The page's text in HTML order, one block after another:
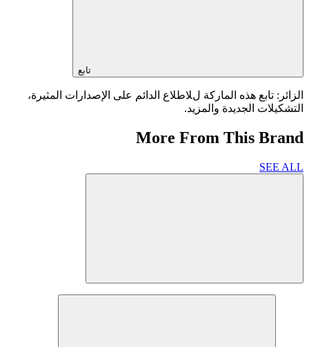
تابع
الزائر: تابع هذه الماركة للاطلاع الدائم على الإصدارات المثيرة،
التشكيلات الجديدة والمزيد.
More From This Brand
SEE ALL